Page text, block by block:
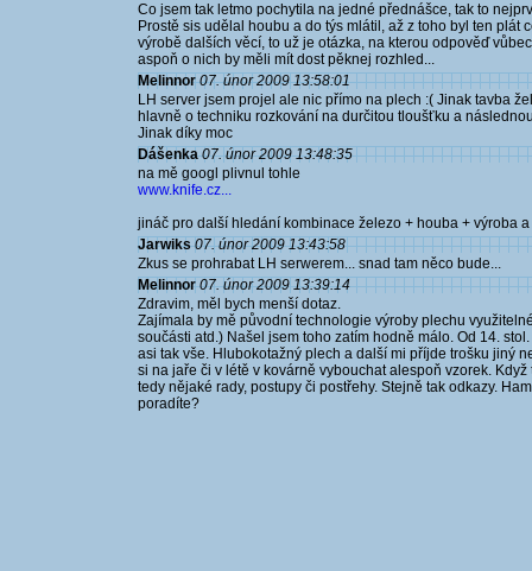
Co jsem tak letmo pochytila na jedné přednášce, tak to
Prostě sis udělal houbu a do týs mlátil, až z toho byl ten
výrobě dalších věcí, to už je otázka, na kterou odpověď
aspoň o nich by měli mít dost pěknej rozhled...
Melinnor 07. únor 2009 13:58:01
LH server jsem projel ale nic přímo na plech :( Jinak tavba
hlavně o techniku rozkování na durčitou tloušťku a
Jinak díky moc
Dášenka 07. únor 2009 13:48:35
na mě googl plivnul tohle
www.knife.cz...
jináč pro další hledání kombinace železo + houba + výroba a
Jarwiks 07. únor 2009 13:43:58
Zkus se prohrabat LH serwerem... snad tam něco bude...
Melinnor 07. únor 2009 13:39:14
Zdravim, měl bych menší dotaz.
Zajímala by mě původní technologie výroby plechu
součásti atd.) Našel jsem toho zatím hodně málo. Od 14.
asi tak vše. Hlubokotažný plech a další mi příjde trošku jiný
si na jaře či v létě v kovárně vybouchat alespoň vzorek.
tedy nějaké rady, postupy či postřehy. Stejně tak odkazy.
poradíte?